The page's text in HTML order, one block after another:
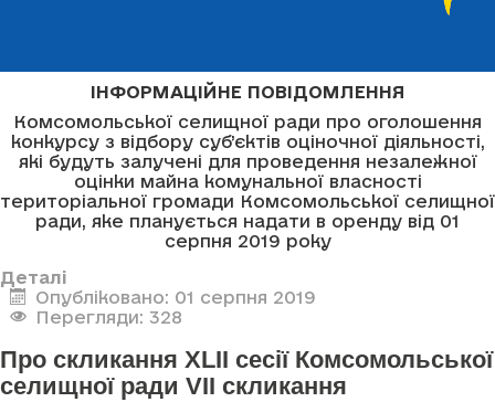
ІНФОРМАЦІЙНЕ ПОВІДОМЛЕННЯ
Комсомольської селищної ради про оголошення
конкурсу з відбору суб’єктів оціночної діяльності,
які будуть залучені для проведення незалежної
оцінки майна комунальної власності
територіальної громади Комсомольської селищної
ради, яке планується надати в оренду від 01
серпня 2019 року
Деталі
Опубліковано: 01 серпня 2019
Перегляди: 328
Про скликання XLII сесії Комсомольської
селищної ради VII скликання